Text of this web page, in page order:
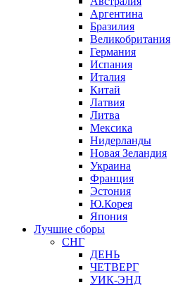
Аргентина
Бразилия
Великобритания
Германия
Испания
Италия
Китай
Латвия
Литва
Мексика
Нидерланды
Новая Зеландия
Украина
Франция
Эстония
Ю.Корея
Япония
Лучшие сборы
СНГ
ДЕНЬ
ЧЕТВЕРГ
УИК-ЭНД